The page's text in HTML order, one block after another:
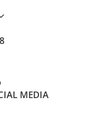
MEDIA